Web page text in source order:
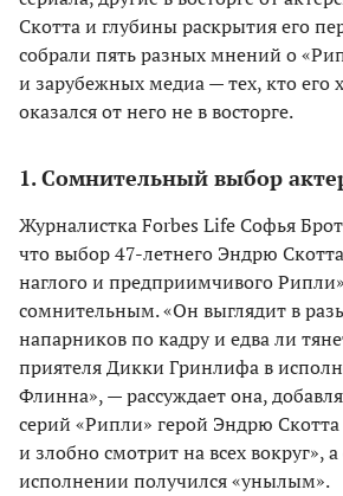
Скотта и глубины раскрытия его
собрали пять разных мнений о
и зарубежных медиа — тех, кто его
оказался от него не в восторге.
1. Сомнительный выбор
Журналистка Forbes Life Софья
что выбор 47-летнего Эндрю
наглого и предприимчивого
сомнительным. «Он выглядит в
напарников по кадру и едва ли
приятеля Дикки Гринлифа в
Флинна», — рассуждает она,
серий «Рипли» герой Эндрю
и злобно смотрит на всех вокруг»,
исполнении получился «унылым».